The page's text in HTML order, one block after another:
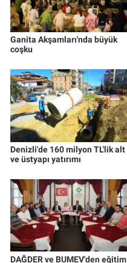
Ganita Akşamları'nda büyük
coşku
Denizli'de 160 milyon TL'lik alt
ve üstyapı yatırımı
DAĞDER ve BUMEV'den eğitim